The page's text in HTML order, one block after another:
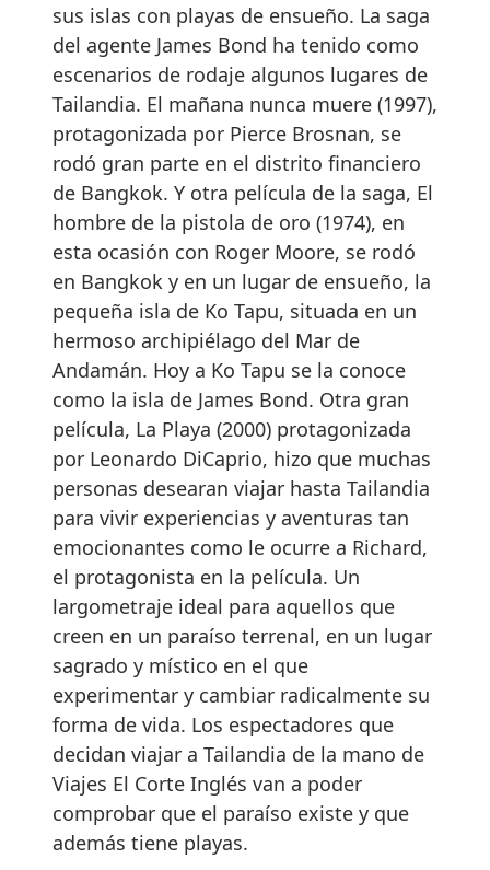
sus islas con playas de ensueño. La saga
del agente James Bond ha tenido como
escenarios de rodaje algunos lugares de
Tailandia. El mañana nunca muere (1997),
protagonizada por Pierce Brosnan, se
rodó gran parte en el distrito financiero
de Bangkok. Y otra película de la saga, El
hombre de la pistola de oro (1974), en
esta ocasión con Roger Moore, se rodó
en Bangkok y en un lugar de ensueño, la
pequeña isla de Ko Tapu, situada en un
hermoso archipiélago del Mar de
Andamán. Hoy a Ko Tapu se la conoce
como la isla de James Bond. Otra gran
película, La Playa (2000) protagonizada
por Leonardo DiCaprio, hizo que muchas
personas desearan viajar hasta Tailandia
para vivir experiencias y aventuras tan
emocionantes como le ocurre a Richard,
el protagonista en la película. Un
largometraje ideal para aquellos que
creen en un paraíso terrenal, en un lugar
sagrado y místico en el que
experimentar y cambiar radicalmente su
forma de vida. Los espectadores que
decidan viajar a Tailandia de la mano de
Viajes El Corte Inglés van a poder
comprobar que el paraíso existe y que
además tiene playas.